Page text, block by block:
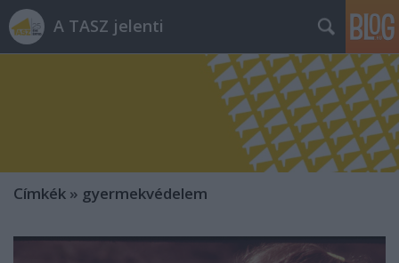
A TASZ jelenti
Címkék » gyermekvédelem